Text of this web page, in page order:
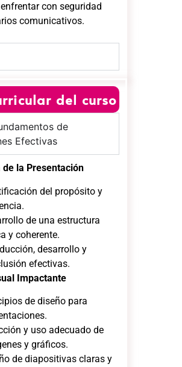
con seguridad
comunicativos.
del curso
de
Efectivas
de la Presentación
del propósito y
de una estructura
y coherente.
desarrollo y
efectivas.
Impactante
de diseño para
y uso adecuado de
y gráficos.
de diapositivas claras y